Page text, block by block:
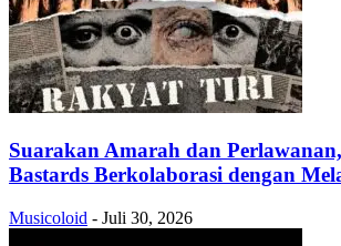
Suarakan Amarah dan
Bastards Berkolaborasi dengan
Musicoloid - Juli 30, 2026